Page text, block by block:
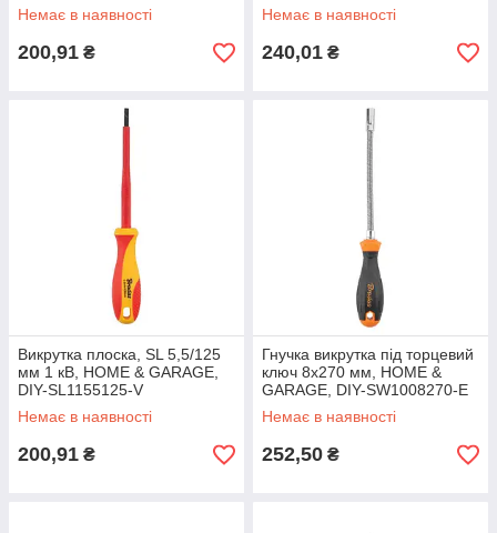
Немає в наявності
200,91 ₴
Немає в наявності
240,01 ₴
Викрутка плоска, SL 5,5/125
мм 1 кВ, HOME & GARAGE,
DIY-SL1155125-V
Немає в наявності
200,91 ₴
Гнучка викрутка під торцевий
ключ 8х270 мм, HOME &
GARAGE, DIY-SW1008270-E
Немає в наявності
252,50 ₴